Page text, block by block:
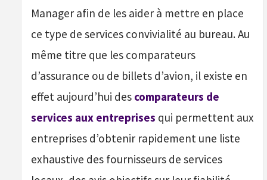
Manager afin de les aider à mettre en place
ce type de services convivialité au bureau. Au
même titre que les comparateurs
d’assurance ou de billets d’avion, il existe en
effet aujourd’hui des comparateurs de
services aux entreprises qui permettent aux
entreprises d’obtenir rapidement une liste
exhaustive des fournisseurs de services